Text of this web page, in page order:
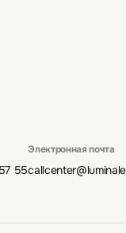
55
Электронная почта